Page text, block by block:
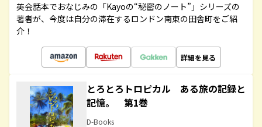
英会話本でおなじみの「Kayoの“秘密のノート”」シリーズの
著者が、今度は自分の滞在するロンドン南東の田舎町をご紹
介！
詳細を見る
とろとろトロピカル ある旅の記録と
記憶。 第1巻
D-Books